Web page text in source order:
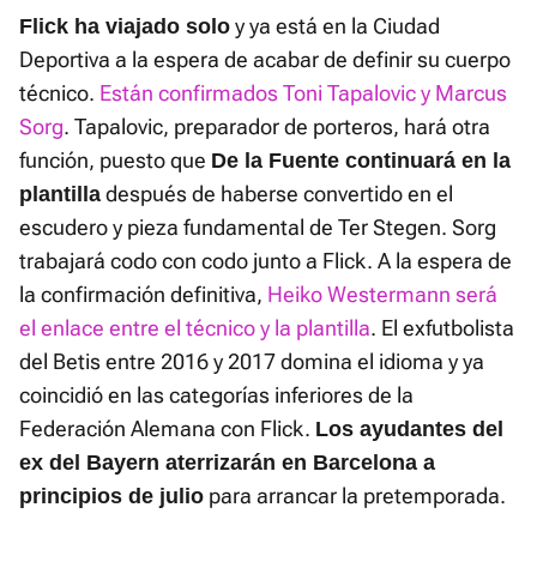
Flick ha viajado solo y ya está en la Ciudad
Deportiva a la espera de acabar de definir su cuerpo
técnico. Están confirmados Toni Tapalovic y Marcus
Sorg. Tapalovic, preparador de porteros, hará otra
función, puesto que De la Fuente continuará en la
plantilla después de haberse convertido en el
escudero y pieza fundamental de Ter Stegen. Sorg
trabajará codo con codo junto a Flick. A la espera de
la confirmación definitiva, Heiko Westermann será
el enlace entre el técnico y la plantilla. El exfutbolista
del Betis entre 2016 y 2017 domina el idioma y ya
coincidió en las categorías inferiores de la
Federación Alemana con Flick. Los ayudantes del
ex del Bayern aterrizarán en Barcelona a
principios de julio para arrancar la pretemporada.